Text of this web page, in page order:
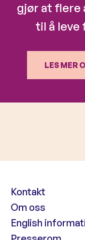
gjør at flere
til å leve
LES MER
Kontakt
Om oss
English